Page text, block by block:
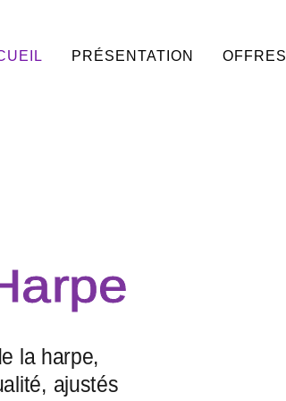
PRÉSENTATION OFFRES